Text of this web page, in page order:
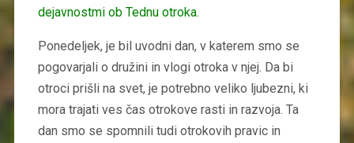
dejavnostmi ob Tednu otroka.
Ponedeljek, je bil uvodni dan, v katerem smo se
pogovarjali o družini in vlogi otroka v njej. Da bi
otroci prišli na svet, je potrebno veliko ljubezni, ki
mora trajati ves čas otrokove rasti in razvoja. Ta
dan smo se spomnili tudi otrokovih pravic in